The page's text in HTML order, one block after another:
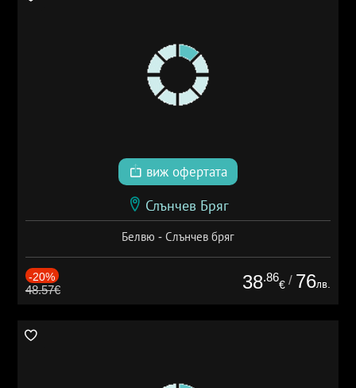
виж офертата
Слънчев Бряг
Белвю - Слънчев бряг
-20%
48.57€ 38.86
€ / 76лв.